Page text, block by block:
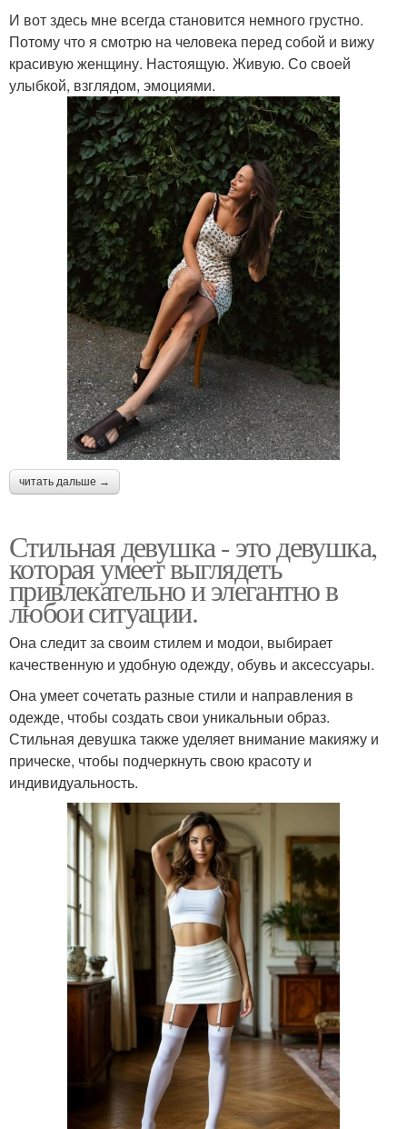
И вот здесь мне всегда становится немного грустно.
Потому что я смотрю на человека перед собой и вижу
красивую женщину. Настоящую. Живую. Со своей
улыбкой, взглядом, эмоциями.
читать дальше →
Стильная девушка - это девушка,
которая умеет выглядеть
привлекательно и элегантно в
любои ситуации.
Она следит за своим стилем и модои, выбирает
качественную и удобную одежду, обувь и аксессуары.
Она умеет сочетать разные стили и направления в
одежде, чтобы создать свои уникальныи образ.
Стильная девушка также уделяет внимание макияжу и
прическе, чтобы подчеркнуть свою красоту и
индивидуальность.